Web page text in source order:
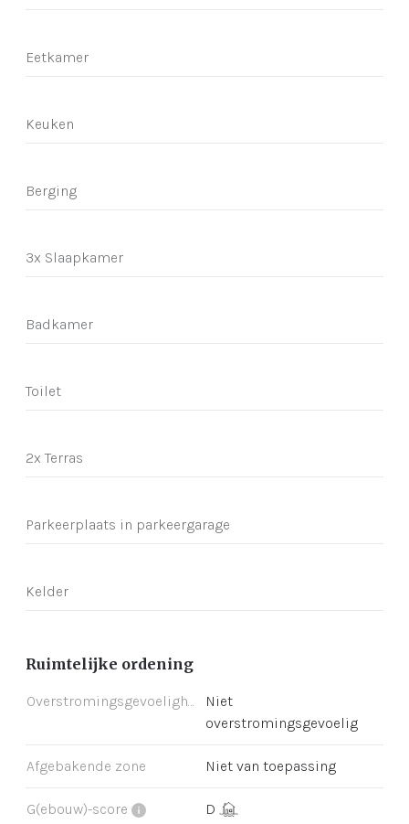
Eetkamer
Keuken
Berging
3x Slaapkamer
Badkamer
Toilet
2x Terras
Parkeerplaats in parkeergarage
Kelder
Ruimtelijke ordening
Niet
overstromingsgevoelig
Afgebakende zone Niet van toepassing
G(ebouw)-score D